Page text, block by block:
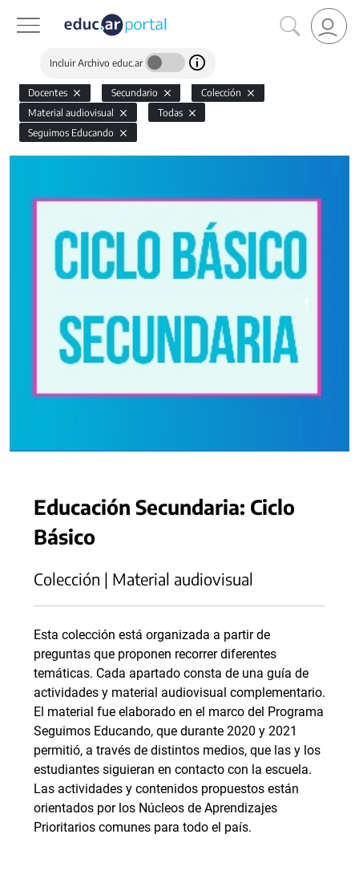
Incluir Archivo educ.ar
Docentes Secundario
Colección
Material audiovisual
Todas
Seguimos Educando
Educación Secundaria: Ciclo
Básico
Colección | Material audiovisual
Esta colección está organizada a partir de
preguntas que proponen recorrer diferentes
temáticas. Cada apartado consta de una guía de
actividades y material audiovisual complementario.
El material fue elaborado en el marco del Programa
Seguimos Educando, que durante 2020 y 2021
permitió, a través de distintos medios, que las y los
estudiantes siguieran en contacto con la escuela.
Las actividades y contenidos propuestos están
orientados por los Núcleos de Aprendizajes
Prioritarios comunes para todo el país.